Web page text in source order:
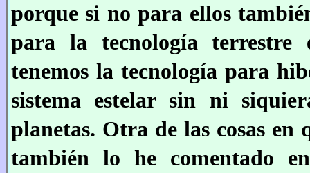
porque si no para ellos
para la tecnología terrestre
tenemos la tecnología para
sistema estelar sin ni
planetas. Otra de las cosas en
también lo he comentado